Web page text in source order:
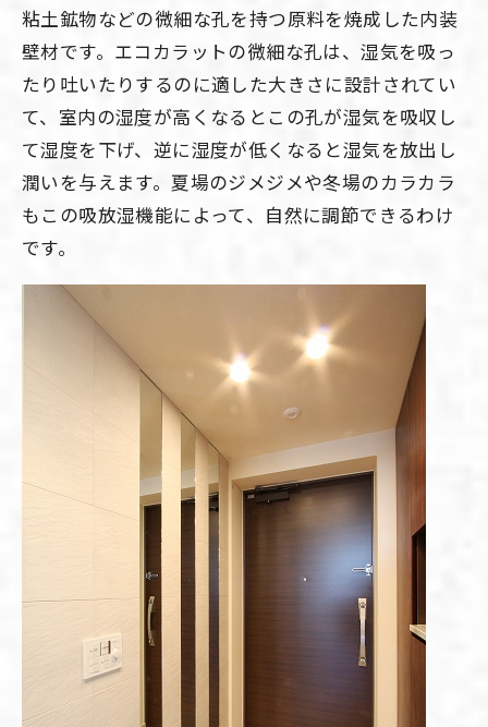
粘土鉱物などの微細な孔を持つ原料を焼成した内装
壁材です。エコカラットの微細な孔は、湿気を吸っ
たり吐いたりするのに適した大きさに設計されてい
て、室内の湿度が高くなるとこの孔が湿気を吸収し
て湿度を下げ、逆に湿度が低くなると湿気を放出し
潤いを与えます。夏場のジメジメや冬場のカラカラ
もこの吸放湿機能によって、自然に調節できるわけ
です。